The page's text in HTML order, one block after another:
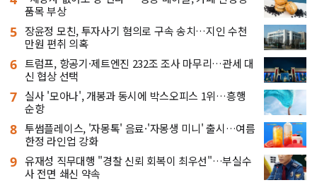
품목 부상
5 장윤정 모친, 투자사기 혐의로 구속 송치…지인 수천
만원 편취 의혹
6 트럼프, 항공기·제트엔진 232조 조사 마무리…관세 대
신 협상 선택
7 실사 '모아나', 개봉과 동시에 박스오피스 1위…흥행
순항
8 투썸플레이스, '자몽톡' 음료·'자몽생 미니' 출시…여름
한정 라인업 강화
9 유재성 직무대행 "경찰 신뢰 회복이 최우선"…부실수
사 전면 쇄신 약속